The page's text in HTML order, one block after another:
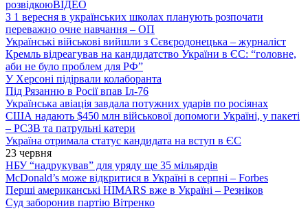
розвідкоюВІДЕО
З 1 вересня в українських школах планують розпочати
переважно очне навчання – ОП
Українські військові вийшли з Сєвєродонецька – журналіст
Кремль відреагував на кандидатство України в ЄС: “головне,
аби не було проблем для РФ”
У Херсоні підірвали колаборанта
Під Рязанню в Росії впав Іл-76
Українська авіація завдала потужних ударів по росіянах
США надають $450 млн військової допомоги Україні, у пакеті
– РСЗВ та патрульні катери
Україна отримала статус кандидата на вступ в ЄС
23 червня
НБУ “надрукував” для уряду ще 35 мільярдів
McDonald’s може відкритися в Україні в серпні – Forbes
Перші американські HIMARS вже в Україні – Резніков
Суд заборонив партію Вітренко